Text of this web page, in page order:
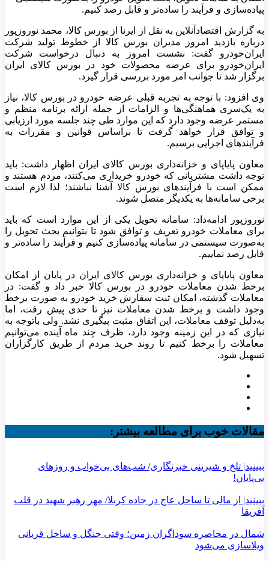
پیاده‌سازی و فرآیند را ساده‌تر و قابل رصد کنیم.
به گزارش اقتصادآنلاین به نقل از ایرنا از بورس کالا، محمد نوروزپور
درباره بازدید امروز مدیران بورس کالا از خطوط تولید شرکت
ایران‌خودرو گفت: نشست امروز به دنبال درخواست شرکت
ایران‌خودرو برای عرضه محصولات خود در بورس کالای ایران
برگزار شد تا جوانب امر مورد بررسی قرار گیرد.
وی افزود: با توجه به تجربه قبلی عرضه خودرو در بورس کالا، نیاز
به یک‌سری هماهنگی‌ها و الزامات از جمله ارائه برنامه منظم و
مستمر عرضه وجود دارد که این موارد طی چند جلسه مورد ارزیابی
و توافق قرار خواهد گرفت تا براساس قوانین و مقررات به
فرآیند‌های اجرایی برسیم.
معاون پایاپای و خزانه‌داری بورس کالای ایران اظهار داشت: باید
توجه داشت مشتریانی که خودرو خریداری می‌کنند، مردم هستند و
ممکن است با فرآیند‌های بورس کالا آشنا نباشند؛ لذا لازم است
برخی سامانه‌ها به یکدیگر متصل شوند.
نوروزپور ادامه‌داد: سامانه تحویل یکی از این موارد است که باید
برای معاملات خودرو تعریف و توافق شود تا بتوانیم بحث تحویل را
به‌صورت سیستمی در سامانه پیاده‌سازی کنیم و فرآیند را ساده‌تر و
قابل رصد نماییم.
معاون پایاپای و خزانه‌داری بورس کالای ایران در پایان از امکان
برخط شدن معاملات خودرو در بورس کالا خبر داد و گفت: در
معاملات گذشته، امکان ثبت سفارش خرید خودرو به صورت برخط
وجود داشت و برخط شدن معاملات نیز تا حدی پیش رفت، اما
به‌دلیل توقف معاملات، این اتفاق مثبت پیگیری نشد. ولی باتوجه به
نیازی که در این زمینه وجود دارد، ظرف چند ماه آینده می‌توانیم
معاملات را برخط کنیم تا روند خرید مردم از طریق کارگزاران
تسهیل شود.
مقالات خوب برای مطالعه بیشتر:
ببینید| تلخ و شیرینی خبرنگاری/‌ شب‌های بی‌خواب و روزهای
بی‌پایان!
ببینید| از مالی تا ساحل عاج در جاده کربلا/ مهر رهبر شهید در قلب
آفریقا
شمال در محاصره سوداگران زمین؛ وقتی جنگل و ساحل قربانی
ویلاسازی می‌شود